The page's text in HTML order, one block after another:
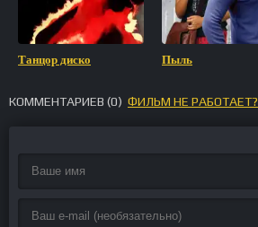
Танцор диско Пыль
КОММЕНТАРИЕВ (0) ФИЛЬМ НЕ РАБОТАЕТ?